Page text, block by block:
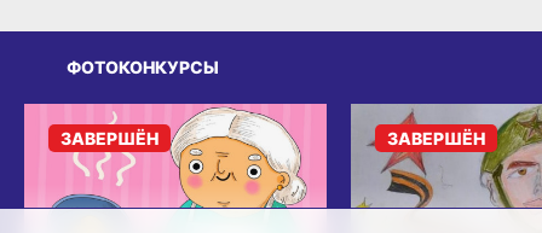
ФОТОКОНКУРСЫ
ЗАВЕРШЁН ЗАВЕРШЁН